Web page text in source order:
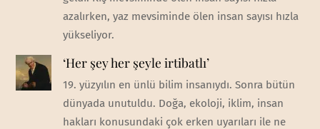
azalırken, yaz mevsiminde ölen insan sayısı hızla
yükseliyor.
‘Her şey her şeyle irtibatlı’
19. yüzyılın en ünlü bilim insanıydı. Sonra bütün
dünyada unutuldu. Doğa, ekoloji, iklim, insan
hakları konusundaki çok erken uyarıları ile ne